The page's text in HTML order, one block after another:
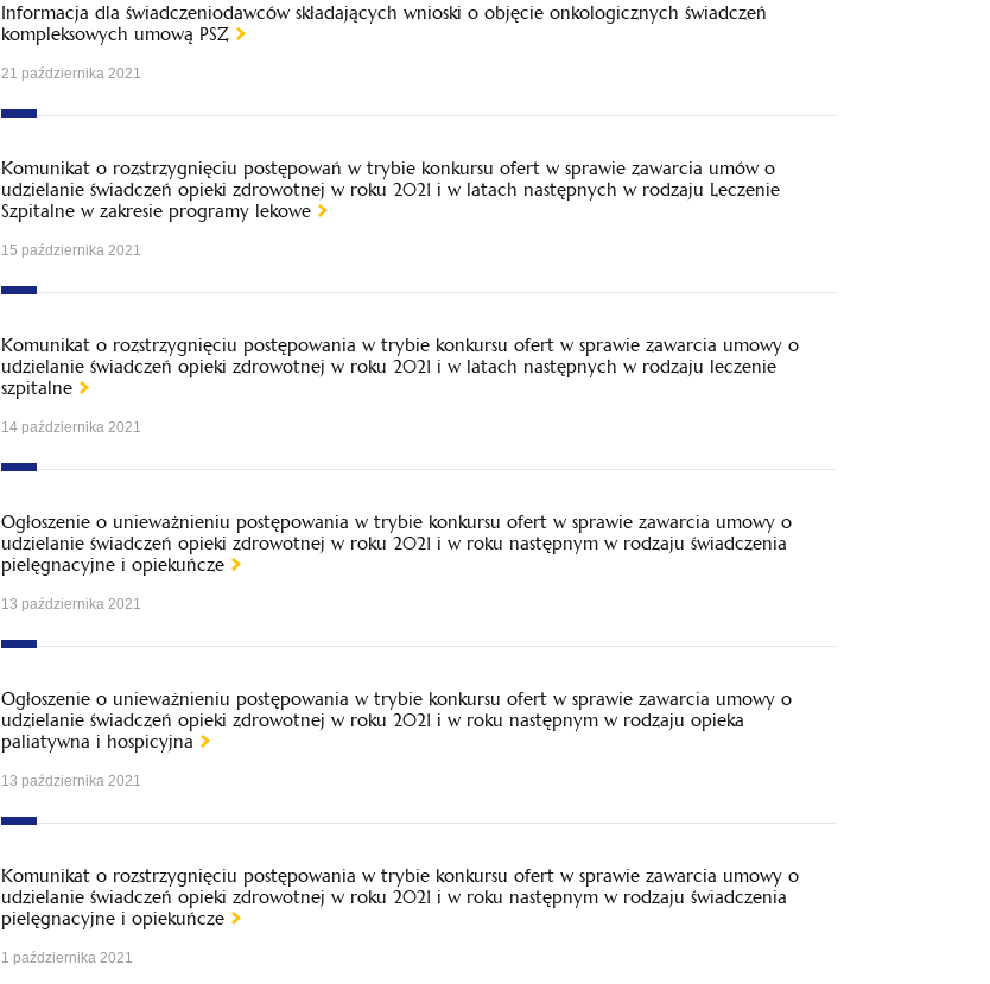
Informacja dla świadczeniodawców składających wnioski o objęcie onkologicznych świadczeń
kompleksowych umową PSZ
21 października 2021
Komunikat o rozstrzygnięciu postępowań w trybie konkursu ofert w sprawie zawarcia umów o
udzielanie świadczeń opieki zdrowotnej w roku 2021 i w latach następnych w rodzaju Leczenie
Szpitalne w zakresie programy lekowe
15 października 2021
Komunikat o rozstrzygnięciu postępowania w trybie konkursu ofert w sprawie zawarcia umowy o
udzielanie świadczeń opieki zdrowotnej w roku 2021 i w latach następnych w rodzaju leczenie
szpitalne
14 października 2021
Ogłoszenie o unieważnieniu postępowania w trybie konkursu ofert w sprawie zawarcia umowy o
udzielanie świadczeń opieki zdrowotnej w roku 2021 i w roku następnym w rodzaju świadczenia
pielęgnacyjne i opiekuńcze
13 października 2021
Ogłoszenie o unieważnieniu postępowania w trybie konkursu ofert w sprawie zawarcia umowy o
udzielanie świadczeń opieki zdrowotnej w roku 2021 i w roku następnym w rodzaju opieka
paliatywna i hospicyjna
13 października 2021
Komunikat o rozstrzygnięciu postępowania w trybie konkursu ofert w sprawie zawarcia umowy o
udzielanie świadczeń opieki zdrowotnej w roku 2021 i w roku następnym w rodzaju świadczenia
pielęgnacyjne i opiekuńcze
1 października 2021